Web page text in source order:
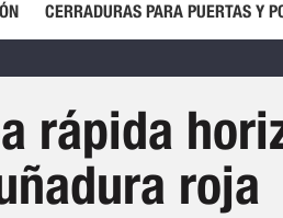
CERRADURAS PARA PUERTAS Y
rápida
roja